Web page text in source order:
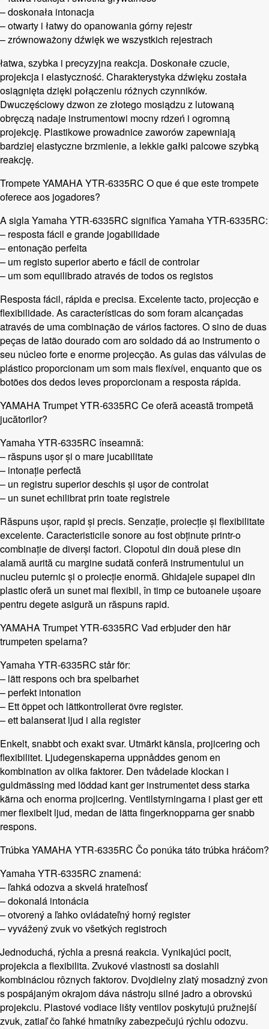
– doskonała intonacja
– otwarty i łatwy do opanowania górny rejestr
– zrównoważony dźwięk we wszystkich rejestrach
łatwa, szybka i precyzyjna reakcja. Doskonałe czucie,
projekcja i elastyczność. Charakterystyka dźwięku została
osiągnięta dzięki połączeniu różnych czynników.
Dwuczęściowy dzwon ze złotego mosiądzu z lutowaną
obręczą nadaje instrumentowi mocny rdzeń i ogromną
projekcję. Plastikowe prowadnice zaworów zapewniają
bardziej elastyczne brzmienie, a lekkie gałki palcowe szybką
reakcję.
Trompete YAMAHA YTR-6335RC O que é que este trompete
oferece aos jogadores?
A sigla Yamaha YTR-6335RC significa Yamaha YTR-6335RC:
– resposta fácil e grande jogabilidade
– entonação perfeita
– um registo superior aberto e fácil de controlar
– um som equilibrado através de todos os registos
Resposta fácil, rápida e precisa. Excelente tacto, projecção e
flexibilidade. As características do som foram alcançadas
através de uma combinação de vários factores. O sino de duas
peças de latão dourado com aro soldado dá ao instrumento o
seu núcleo forte e enorme projecção. As guias das válvulas de
plástico proporcionam um som mais flexível, enquanto que os
botões dos dedos leves proporcionam a resposta rápida.
YAMAHA Trumpet YTR-6335RC Ce oferă această trompetă
jucătorilor?
Yamaha YTR-6335RC înseamnă:
– răspuns ușor și o mare jucabilitate
– intonație perfectă
– un registru superior deschis și ușor de controlat
– un sunet echilibrat prin toate registrele
Răspuns ușor, rapid și precis. Senzație, proiecție și flexibilitate
excelente. Caracteristicile sonore au fost obținute printr-o
combinație de diverși factori. Clopotul din două piese din
alamă aurită cu margine sudată conferă instrumentului un
nucleu puternic și o proiecție enormă. Ghidajele supapei din
plastic oferă un sunet mai flexibil, în timp ce butoanele ușoare
pentru degete asigură un răspuns rapid.
YAMAHA Trumpet YTR-6335RC Vad erbjuder den här
trumpeten spelarna?
Yamaha YTR-6335RC står för:
– lätt respons och bra spelbarhet
– perfekt intonation
– Ett öppet och lättkontrollerat övre register.
– ett balanserat ljud i alla register
Enkelt, snabbt och exakt svar. Utmärkt känsla, projicering och
flexibilitet. Ljudegenskaperna uppnåddes genom en
kombination av olika faktorer. Den tvådelade klockan i
guldmässing med löddad kant ger instrumentet dess starka
kärna och enorma projicering. Ventilstyrningarna i plast ger ett
mer flexibelt ljud, medan de lätta fingerknopparna ger snabb
respons.
Trúbka YAMAHA YTR-6335RC Čo ponúka táto trúbka hráčom?
Yamaha YTR-6335RC znamená:
– ľahká odozva a skvelá hrateľnosť
– dokonalá intonácia
– otvorený a ľahko ovládateľný horný register
– vyvážený zvuk vo všetkých registroch
Jednoduchá, rýchla a presná reakcia. Vynikajúci pocit,
projekcia a flexibilita. Zvukové vlastnosti sa dosiahli
kombináciou rôznych faktorov. Dvojdielny zlatý mosadzný zvon
s pospájaným okrajom dáva nástroju silné jadro a obrovskú
projekciu. Plastové vodiace lišty ventilov poskytujú pružnejší
zvuk, zatiaľ čo ľahké hmatníky zabezpečujú rýchlu odozvu.